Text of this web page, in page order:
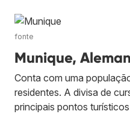
fonte
Munique,
Conta com uma
residentes. A divisa de
principais pontos